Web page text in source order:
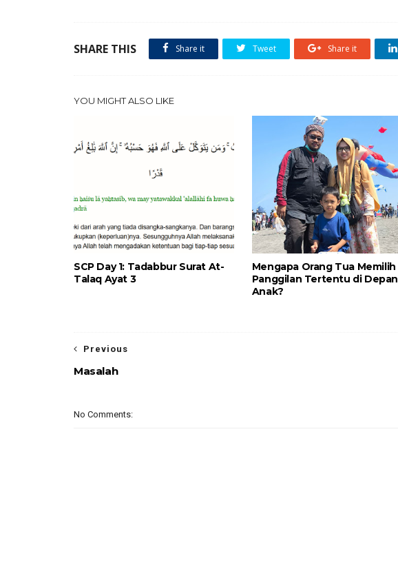
SHARE THIS Share it Tweet Share it
YOU MIGHT ALSO LIKE
SCP Day 1: Tadabbur Surat At-
Talaq Ayat 3
Mengapa Orang Tua Memilih
Panggilan Tertentu di Depan
Anak?
Previous
Masalah
No Comments: